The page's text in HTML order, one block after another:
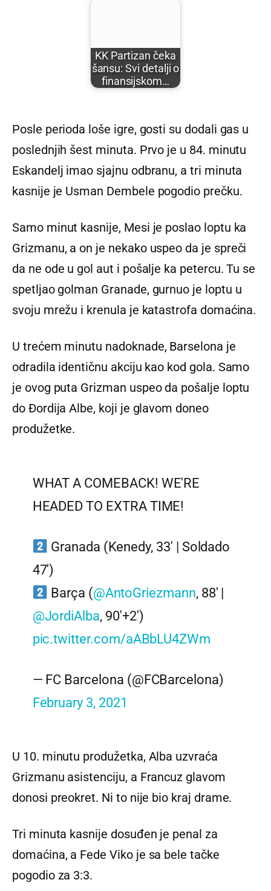
KK Partizan čeka
šansu: Svi detalji o
finansijskom…
Posle perioda loše igre, gosti su dodali gas u
poslednjih šest minuta. Prvo je u 84. minutu
Eskandelj imao sjajnu odbranu, a tri minuta
kasnije je Usman Dembele pogodio prečku.
Samo minut kasnije, Mesi je poslao loptu ka
Grizmanu, a on je nekako uspeo da je spreči
da ne ode u gol aut i pošalje ka petercu. Tu se
spetljao golman Granade, gurnuo je loptu u
svoju mrežu i krenula je katastrofa domaćina.
U trećem minutu nadoknade, Barselona je
odradila identičnu akciju kao kod gola. Samo
je ovog puta Grizman uspeo da pošalje loptu
do Đordija Albe, koji je glavom doneo
produžetke.
WHAT A COMEBACK! WE'RE
HEADED TO EXTRA TIME!
Granada (Kenedy, 33' | Soldado
47')
Barça (@AntoGriezmann, 88' |
@JordiAlba, 90'+2')
pic.twitter.com/aABbLU4ZWm
— FC Barcelona (@FCBarcelona)
February 3, 2021
U 10. minutu produžetka, Alba uzvraća
Grizmanu asistenciju, a Francuz glavom
donosi preokret. Ni to nije bio kraj drame.
Tri minuta kasnije dosuđen je penal za
domaćina, a Fede Viko je sa bele tačke
pogodio za 3:3.